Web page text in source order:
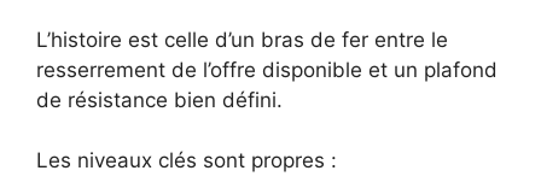
L’histoire est celle d’un bras de fer entre le
resserrement de l’offre disponible et un plafond
de résistance bien défini.
Les niveaux clés sont propres :